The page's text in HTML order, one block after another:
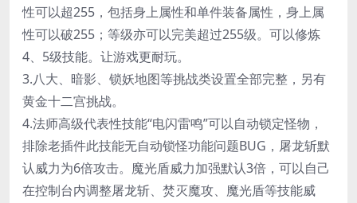
性可以超255，包括身上属性和单件装备属性，身上属
性可以破255；等级亦可以完美超过255级。可以修炼
4、5级技能。让游戏更耐玩。
3.八大、暗影、锁妖地图等挑战类设置全部完整，另有
黄金十二宫挑战。
4.法师高级代表性技能“电闪雷鸣”可以自动锁定怪物，
排除老插件此技能无自动锁怪功能问题BUG，屠龙斩默
认威力为6倍攻击。魔光盾威力加强默认3倍，可以自己
在控制台内调整屠龙斩、焚灭魔攻、魔光盾等技能威